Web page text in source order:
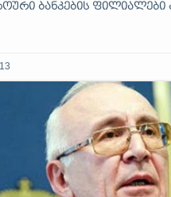
ბანკების